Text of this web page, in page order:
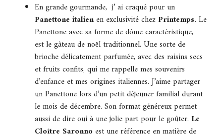
En grande gourmande, j’ ai craqué pour un
Panettone italienen exclusivité chez Printemps. Le
Panettone avec sa forme de dôme caractéristique,
est le gâteau de noël traditionnel. Une sorte de
brioche délicatement parfumée, avec des raisins secs
et fruits confits, qui me rappelle mes souvenirs
d’enfance et mes origines italiennes. J’aime partager
un Panettone lors d’un petit déjeuner familial durant
le mois de décembre. Son format généreux permet
aussi de dire oui à une jolie part pour le goûter. Le
Cloître Saronno est une référence en matière de